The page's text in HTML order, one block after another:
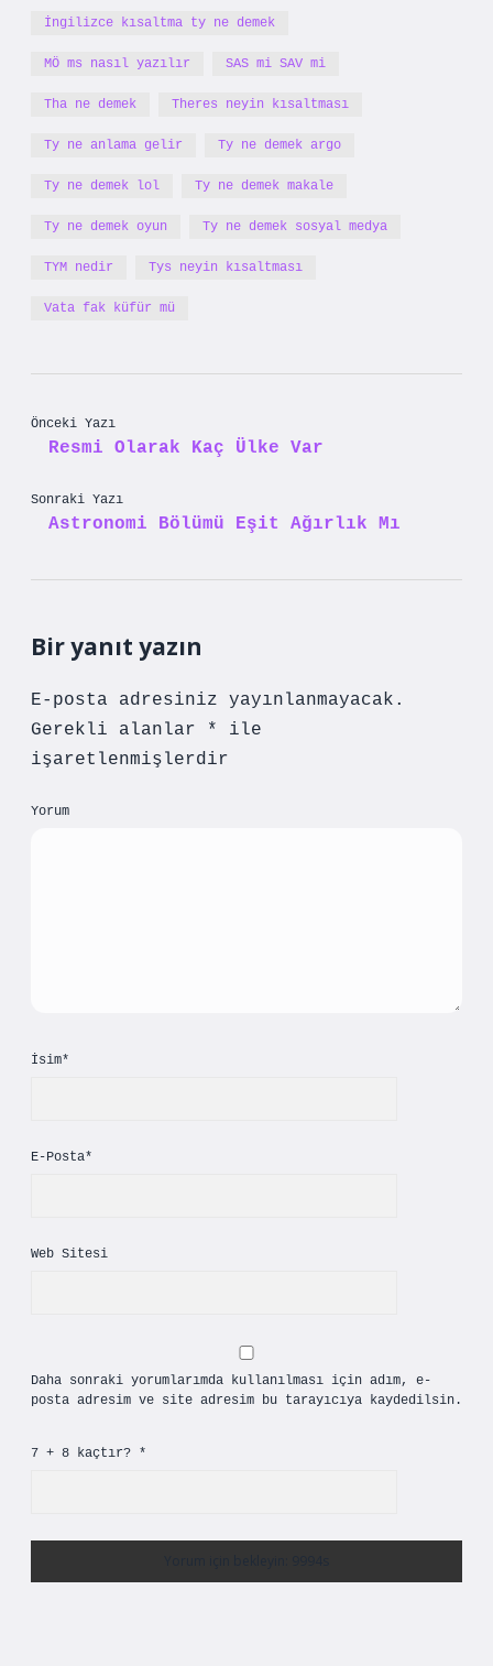
İngilizce kısaltma ty ne demek
MÖ ms nasıl yazılır SAS mi SAV mi
Tha ne demek Theres neyin kısaltması
Ty ne anlama gelir Ty ne demek argo
Ty ne demek lol Ty ne demek makale
Ty ne demek oyun Ty ne demek sosyal medya
TYM nedir Tys neyin kısaltması
Vata fak küfür mü
Önceki Yazı
Resmi Olarak Kaç Ülke Var
Sonraki Yazı
Astronomi Bölümü Eşit Ağırlık Mı
Bir yanıt yazın
E-posta adresiniz yayınlanmayacak.
Gerekli alanlar
*
ile
işaretlenmişlerdir
Yorum
İsim*
E-Posta*
Web Sitesi
Daha sonraki yorumlarımda kullanılması için adım, e-
posta adresim ve site adresim bu tarayıcıya kaydedilsin.
7 + 8 kaçtır? *